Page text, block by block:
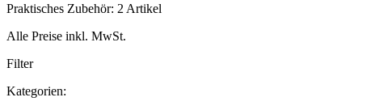
Praktisches Zubehör: 2 Artikel
Alle Preise inkl. MwSt.
Filter
Kategorien: